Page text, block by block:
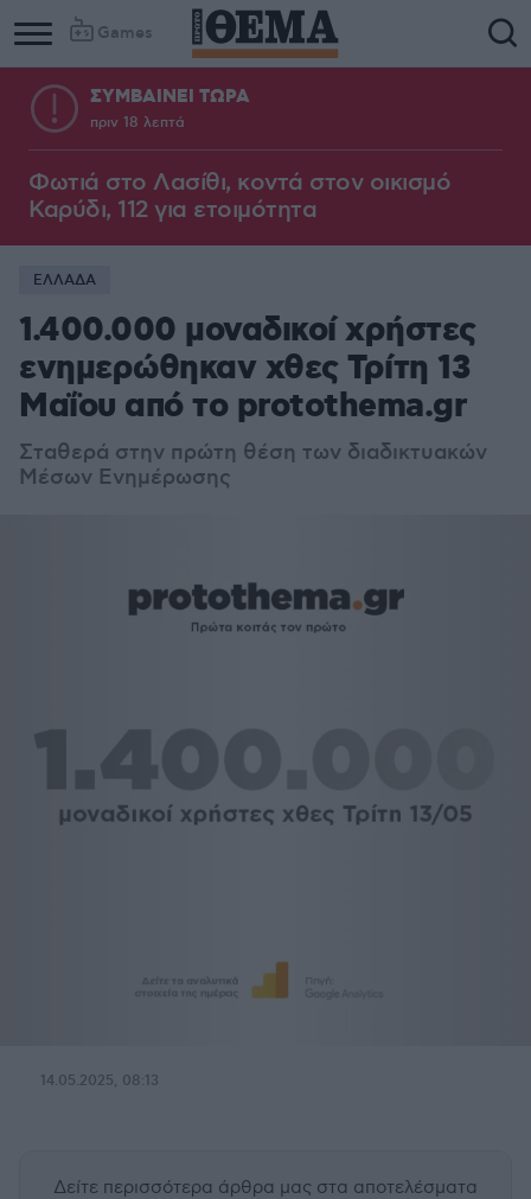
Games
ΣΥΜΒΑΙΝΕΙ ΤΩΡΑ
πριν 18 λεπτά
Φωτιά στο Λασίθι, κοντά στον οικισμό
Καρύδι, 112 για ετοιμότητα
ΕΛΛΑΔΑ
1.400.000 μοναδικοί χρήστες
ενημερώθηκαν χθες Τρίτη 13
Μαΐου από το protothema.gr
Σταθερά στην πρώτη θέση των διαδικτυακών
Μέσων Ενημέρωσης
14.05.2025, 08:13
Δείτε περισσότερα άρθρα μας στα αποτελέσματα